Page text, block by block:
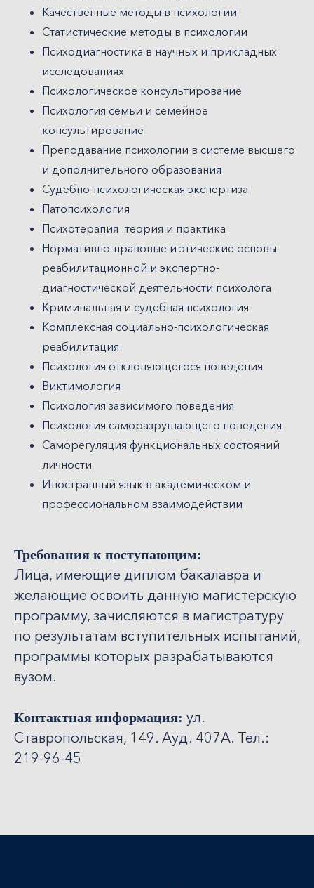
Качественные методы в психологии
Статистические методы в психологии
Психодиагностика в научных и прикладных
исследованиях
Психологическое консультирование
Психология семьи и семейное
консультирование
Преподавание психологии в системе высшего
и дополнительного образования
Судебно-психологическая экспертиза
Патопсихология
Психотерапия :теория и практика
Нормативно-правовые и этические основы
реабилитационной и экспертно-
диагностической деятельности психолога
Криминальная и судебная психология
Комплексная социально-психологическая
реабилитация
Психология отклоняющегося поведения
Виктимология
Психология зависимого поведения
Психология саморазрушающего поведения
Саморегуляция функциональных состояний
личности
Иностранный язык в академическом и
профессиональном взаимодействии
Требования к поступающим:
Лица, имеющие диплом бакалавра и
желающие освоить данную магистерскую
программу, зачисляются в магистратуру
по результатам вступительных испытаний,
программы которых разрабатываются
вузом.
Контактная информация: ул.
Ставропольская, 149. Ауд. 407А. Тел.:
219-96-45